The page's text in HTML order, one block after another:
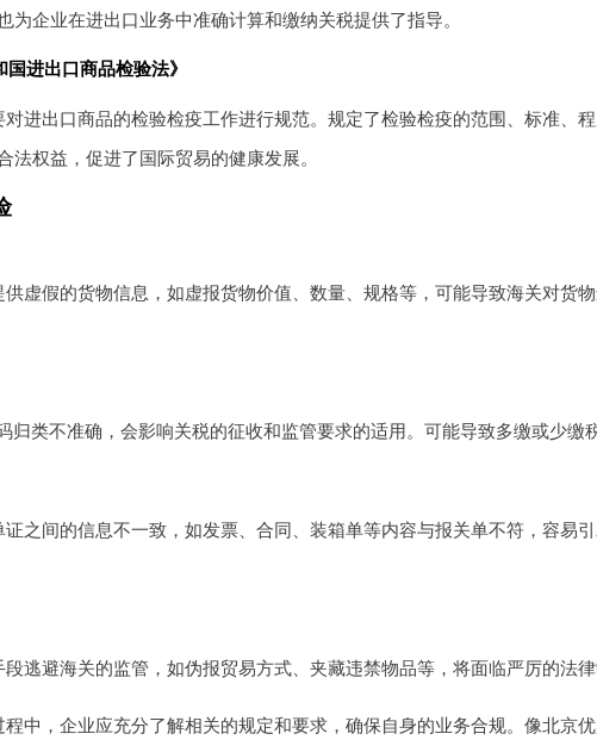
为企业在进出口业务中准确计算和缴纳关税提供了指导。
进出口商品检验法》
进出口商品的检验检疫工作进行规范。规定了检验检疫的范围、标准、
法权益，促进了国际贸易的健康发展。
虚假的货物信息，如虚报货物价值、数量、规格等，可能导致海关对货
归类不准确，会影响关税的征收和监管要求的适用。可能导致多缴或少缴
之间的信息不一致，如发票、合同、装箱单等内容与报关单不符，容易
逃避海关的监管，如伪报贸易方式、夹藏违禁物品等，将面临严厉的法律
中，企业应充分了解相关的规定和要求，确保自身的业务合规。像北京